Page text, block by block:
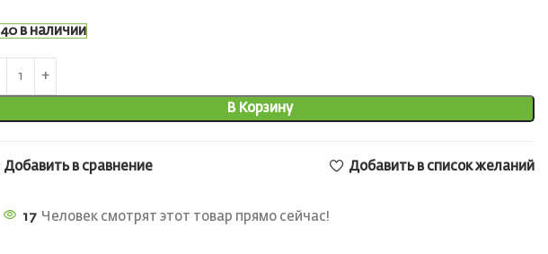
40 в наличии
В Корзину
Добавить в сравнение Добавить в список желаний
17 Человек смотрят этот товар прямо сейчас!